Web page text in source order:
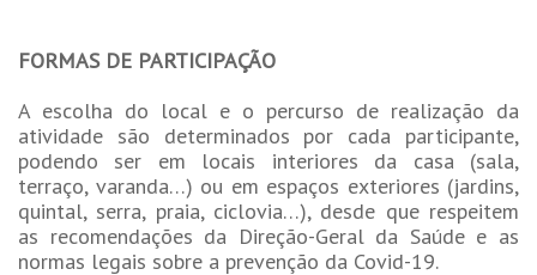
FORMAS DE PARTICIPAÇÃO
A escolha do local e o percurso de realização da
atividade são determinados por cada participante,
podendo ser em locais interiores da casa (sala,
terraço, varanda…) ou em espaços exteriores (jardins,
quintal, serra, praia, ciclovia…), desde que respeitem
as recomendações da Direção-Geral da Saúde e as
normas legais sobre a prevenção da Covid-19.